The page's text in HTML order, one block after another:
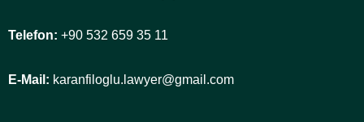
Telefon: +90 532 659 35 11
E-Mail: karanfiloglu.lawyer@gmail.com